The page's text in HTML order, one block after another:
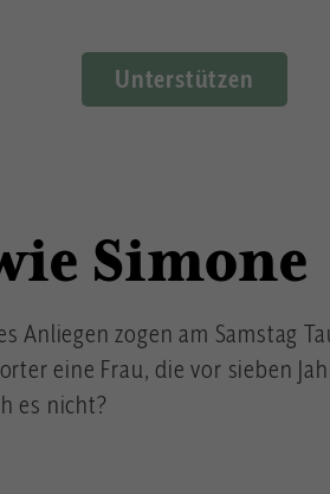
Unterstützen
Simone
Anliegen zogen am Samstag
eine Frau, die vor sieben
es nicht?